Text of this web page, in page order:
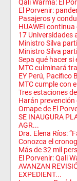
Qali Warma: El
El Porvenir:
Pasajeros y
HUAWEI
17 Universidades
Ministro Silva
Ministro Silva
Sepa qué hacer
MTC culminará
EY Perú, Pacífico
MTC cumple con
Tres estaciones
Harán prevención
Omape de El
SE INAUGURA
AGR...
Dra. Elena Ríos:
Conozca el
Más de 32 mil
El Porvenir: Qali
AVANZAN
EXPEDIENT...